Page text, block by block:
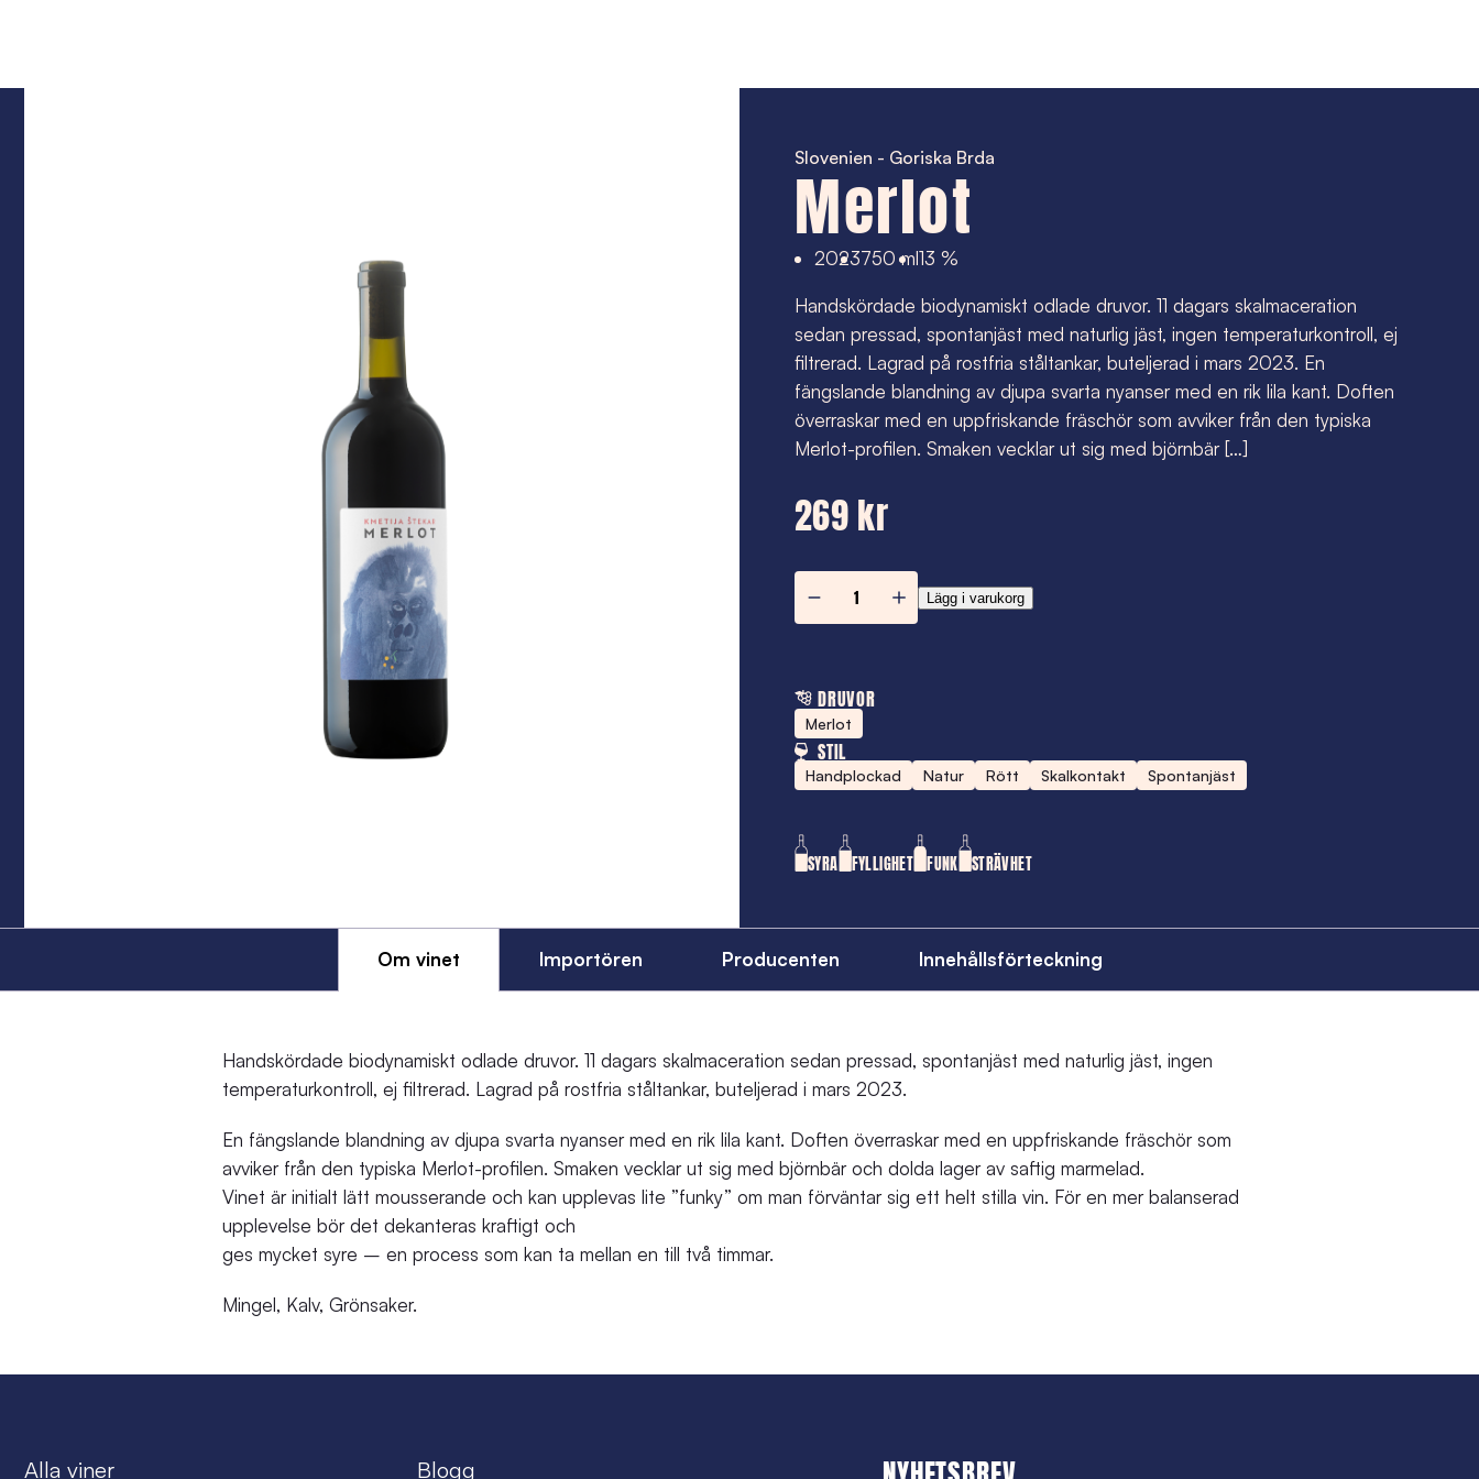
Slovenien - Goriska Brda
Merlot
2023750 ml13 %
Handskördade biodynamiskt odlade druvor. 11 dagars skalmaceration
sedan pressad, spontanjäst med naturlig jäst, ingen temperaturkontroll, ej
filtrerad. Lagrad på rostfria ståltankar, buteljerad i mars 2023. En
fängslande blandning av djupa svarta nyanser med en rik lila kant. Doften
överraskar med en uppfriskande fräschör som avviker från den typiska
Merlot-profilen. Smaken vecklar ut sig med björnbär […]
269 kr
Merlot
Lägg i varukorg
DRUVOR
Merlot
STIL
Handplockad Natur Rött Skalkontakt Spontanjäst
SYRA FYLLIGHET FUNK STRÄVHET
Om vinet Importören Producenten Innehållsförteckning
Handskördade biodynamiskt odlade druvor. 11 dagars skalmaceration sedan pressad, spontanjäst med naturlig jäst, ingen
temperaturkontroll, ej filtrerad. Lagrad på rostfria ståltankar, buteljerad i mars 2023.
En fängslande blandning av djupa svarta nyanser med en rik lila kant. Doften överraskar med en uppfriskande fräschör som
avviker från den typiska Merlot-profilen. Smaken vecklar ut sig med björnbär och dolda lager av saftig marmelad.
Vinet är initialt lätt mousserande och kan upplevas lite ”funky” om man förväntar sig ett helt stilla vin. För en mer balanserad
upplevelse bör det dekanteras kraftigt och
ges mycket syre – en process som kan ta mellan en till två timmar.
Mingel, Kalv, Grönsaker.
Alla viner Blogg